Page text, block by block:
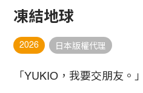
凍結地球
2026 日本版權代理
「YUKIO，我要交朋友。」